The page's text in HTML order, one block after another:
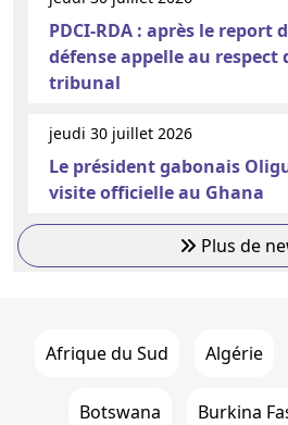
PDCI-RDA : après le report
défense appelle au respect
tribunal
jeudi 30 juillet 2026
Le président gabonais
visite officielle au Ghana
Plus de
Afrique du Sud Algérie
Botswana Burkina